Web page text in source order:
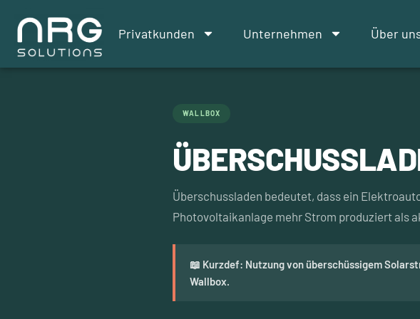
Privatkunden Unternehmen Über
WALLBOX
Überschussladen bedeutet, dass ein
Photovoltaikanlage mehr Strom produziert als
📖 Kurzdef: Nutzung von überschüssigem
Wallbox.